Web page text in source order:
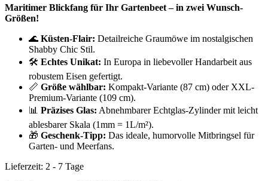
Maritimer Blickfang für Ihr Gartenbeet – in zwei Wunsch-
Größen!
🌊 Küsten-Flair: Detailreiche Graumöwe im nostalgischen
Shabby Chic Stil.
🛠️ Echtes Unikat: In Europa in liebevoller Handarbeit aus
robustem Eisen gefertigt.
📏 Größe wählbar: Kompakt-Variante (87 cm) oder XXL-
Premium-Variante (109 cm).
📊 Präzises Glas: Abnehmbarer Echtglas-Zylinder mit leicht
ablesbarer Skala (1mm = 1L/m²).
🎁 Geschenk-Tipp: Das ideale, humorvolle Mitbringsel für
Garten- und Meerfans.
Lieferzeit: 2 - 7 Tage